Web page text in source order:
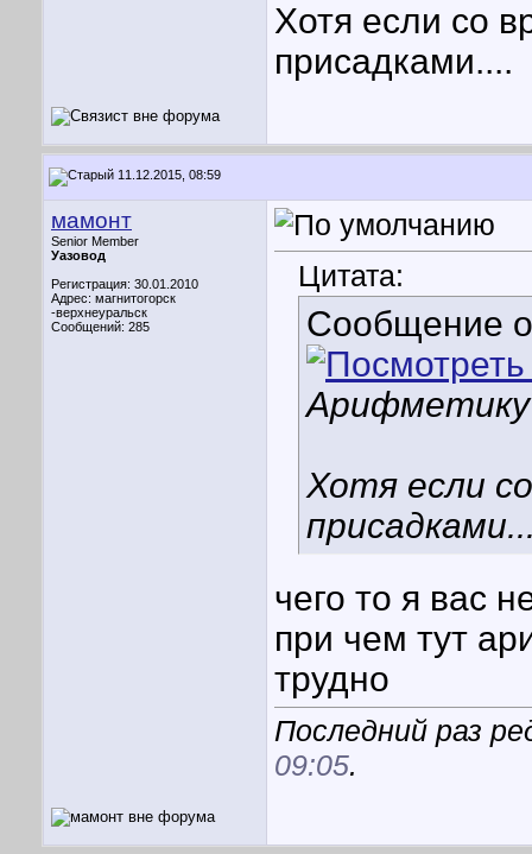
Хотя если со
присадками....
11.12.2015, 08:59
мамонт
Senior Member
Уазовод
Регистрация: 30.01.2010
Адрес: магнитогорск
-верхнеуральск
Сообщений: 285
Цитата:
Сообщение
Арифметику
Хотя если
чего то я вас
при чем тут
трудно
Последний раз
09:05.